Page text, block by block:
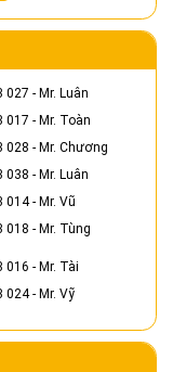
027 - Mr. Luân
017 - Mr. Toàn
028 - Mr. Chương
038 - Mr. Luân
014- Mr. Vũ
018 - Mr. Tùng
016 - Mr. Tài
024- Mr. Vỹ